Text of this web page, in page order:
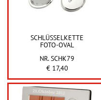
SCHLÜSSELKETTE
FOTO-OVAL
NR. SCHK79
€ 17,40